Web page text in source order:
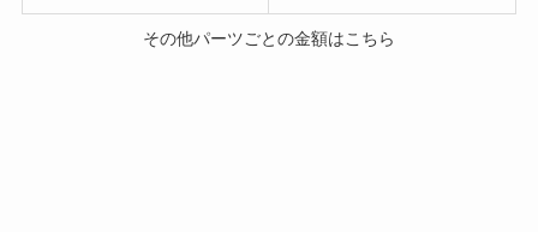
その他パーツごとの金額はこちら